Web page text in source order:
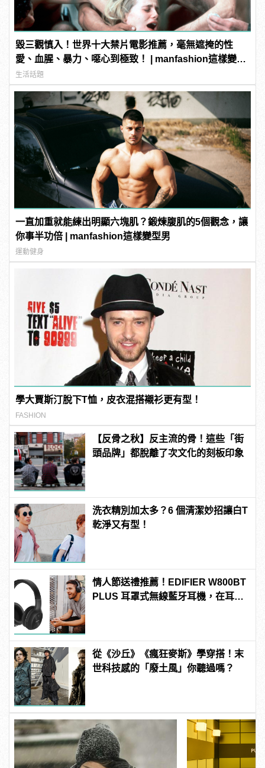
毀三觀慎入！世界十大禁片電影推薦，毫無遮掩的性
愛、血腥、暴力、噁心到極致！ | manfashion這樣變型
男
生活話題
一直加重就能練出明顯六塊肌？鍛煉腹肌的5個觀念，讓
你事半功倍 | manfashion這樣變型男
運動健身
學大賈斯汀脫下T恤，皮衣混搭襯衫更有型！
FASHION
【反骨之秋】反主流的骨！這些「街
頭品牌」都脫離了次文化的刻板印象
洗衣精別加太多？6 個清潔妙招讓白T
乾淨又有型！
情人節送禮推薦！EDIFIER W800BT
PLUS 耳罩式無線藍牙耳機，在耳邊
從《沙丘》《瘋狂麥斯》學穿搭！末
世科技感的「廢土風」你聽過嗎？